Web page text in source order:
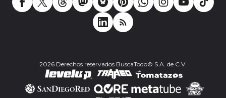
2026 Derechos reservados BuscaTodo© S.A. de C.V.